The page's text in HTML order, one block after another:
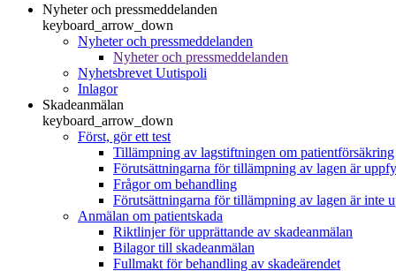
Nyheter och pressmeddelanden
keyboard_arrow_down
Nyheter och pressmeddelanden
Nyheter och pressmeddelanden
Nyhetsbrevet Uutispoli
Inlagor
Skadeanmälan
keyboard_arrow_down
Först, gör ett test
Tillämpning av lagstiftningen om patientförsäkring
Förutsättningarna för tillämpning av lagen är
Frågor om behandling
Förutsättningarna för tillämpning av lagen är inte
Anmälan om patientskada
Riktlinjer för upprättande av skadeanmälan
Bilagor till skadeanmälan
Fullmakt för behandling av skadeärendet